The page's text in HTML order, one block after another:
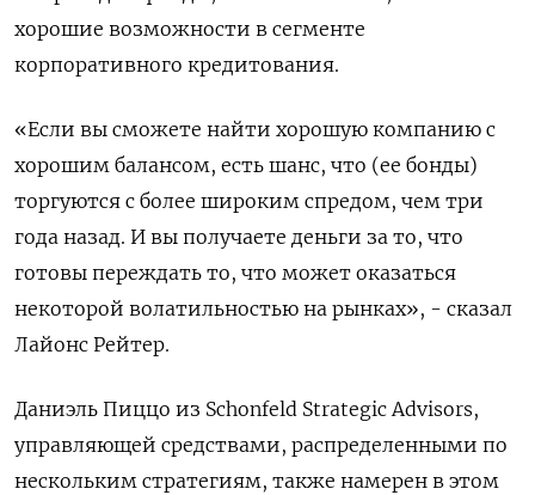
хорошие возможности в сегменте
корпоративного кредитования.
«Если вы сможете найти хорошую компанию с
хорошим балансом, есть шанс, что (ее бонды)
торгуются с более широким спредом, чем три
года назад. И вы получаете деньги за то, что
готовы переждать то, что может оказаться
некоторой волатильностью на рынках», - сказал
Лайонс Рейтер.
Даниэль Пиццо из Schonfeld Strategic Advisors,
управляющей средствами, распределенными по
нескольким стратегиям, также намерен в этом